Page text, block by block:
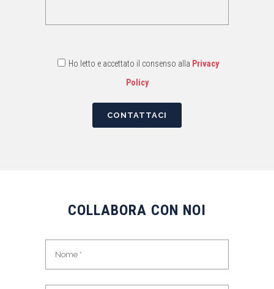
Ho letto e accettato il consenso alla Privacy
Policy
COLLABORA CON NOI